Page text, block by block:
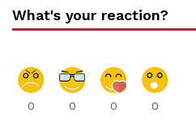
What's your reaction?
0 0 0 0